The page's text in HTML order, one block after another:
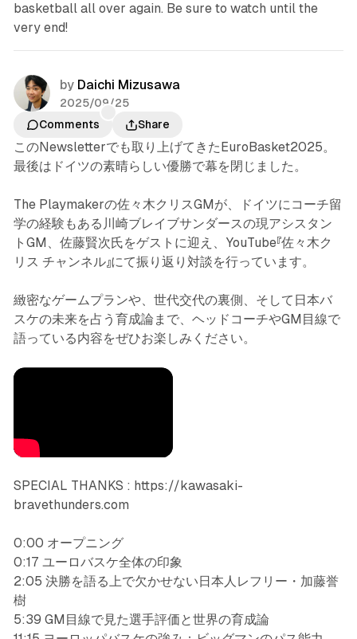
basketball all over again. Be sure to watch until the
very end!
by Daichi Mizusawa
2025/09/25
Comments
Share
このNewsletterでも取り上げてきたEuroBasket2025。
最後はドイツの素晴らしい優勝で幕を閉じました。
The Playmakerの佐々木クリスGMが、ドイツにコーチ留
学の経験もある川崎ブレイブサンダースの現アシスタン
トGM、佐藤賢次氏をゲストに迎え、YouTube『佐々木ク
リス チャンネル』にて振り返り対談を行っています。
緻密なゲームプランや、世代交代の裏側、そして日本バ
スケの未来を占う育成論まで、ヘッドコーチやGM目線で
語っている内容をぜひお楽しみください。
SPECIAL THANKS : https://kawasaki-
bravethunders.com
0:00 オープニング
0:17 ユーロバスケ全体の印象
2:05 決勝を語る上で欠かせない日本人レフリー・加藤誉
樹
5:39 GM目線で見た選手評価と世界の育成論